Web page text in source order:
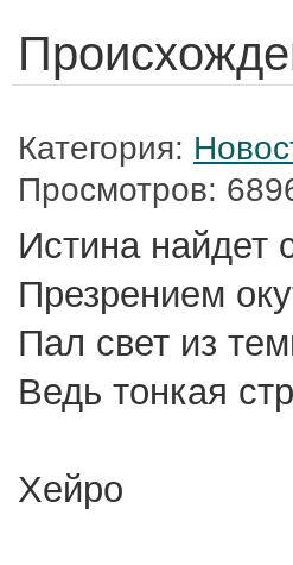
Категория:
Просмотров:
Истина найдет
Презрением
Пал свет из
Ведь тонкая
Хейро